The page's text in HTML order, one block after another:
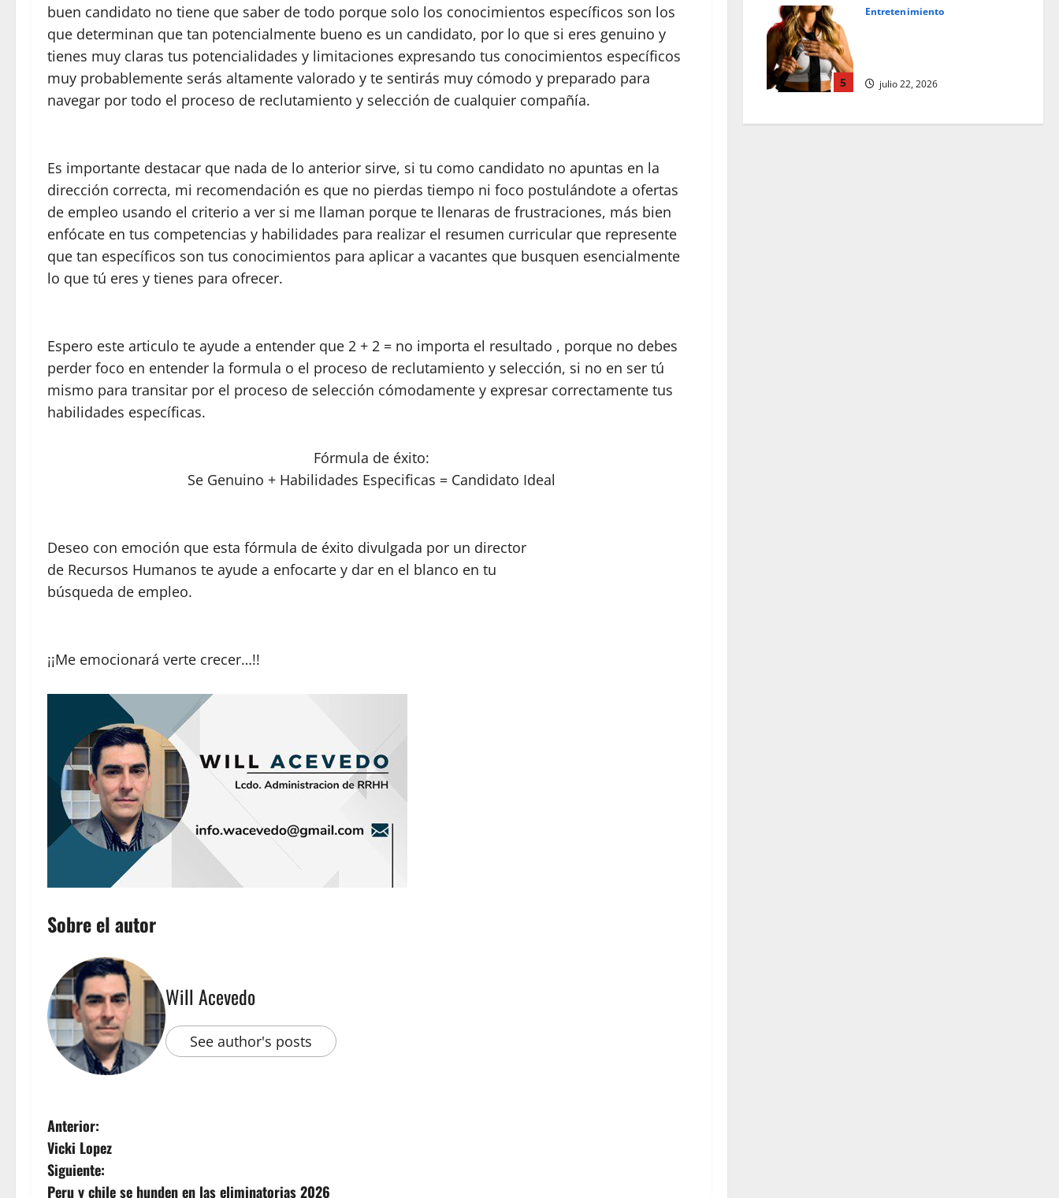
buen candidato no tiene que saber de todo porque solo los conocimientos específicos son los
que determinan que tan potencialmente bueno es un candidato, por lo que si eres genuino y
tienes muy claras tus potencialidades y limitaciones expresando tus conocimientos específicos
muy probablemente serás altamente valorado y te sentirás muy cómodo y preparado para
navegar por todo el proceso de reclutamiento y selección de cualquier compañía.
Es importante destacar que nada de lo anterior sirve, si tu como candidato no apuntas en la
dirección correcta, mi recomendación es que no pierdas tiempo ni foco postulándote a ofertas
de empleo usando el criterio a ver si me llaman porque te llenaras de frustraciones, más bien
enfócate en tus competencias y habilidades para realizar el resumen curricular que represente
que tan específicos son tus conocimientos para aplicar a vacantes que busquen esencialmente
lo que tú eres y tienes para ofrecer.
Espero este articulo te ayude a entender que 2 + 2 = no importa el resultado , porque no debes
perder foco en entender la formula o el proceso de reclutamiento y selección, si no en ser tú
mismo para transitar por el proceso de selección cómodamente y expresar correctamente tus
habilidades específicas.
Fórmula de éxito:
Se Genuino + Habilidades Especificas = Candidato Ideal
Deseo con emoción que esta fórmula de éxito divulgada por un director
de Recursos Humanos te ayude a enfocarte y dar en el blanco en tu
búsqueda de empleo.
¡¡Me emocionará verte crecer…!!
Sobre el autor
Will Acevedo
See author's posts
Anterior:
Vicki Lopez
Siguiente:
Peru y chile se hunden en las eliminatorias 2026
5
Entretenimiento
julio 22, 2026